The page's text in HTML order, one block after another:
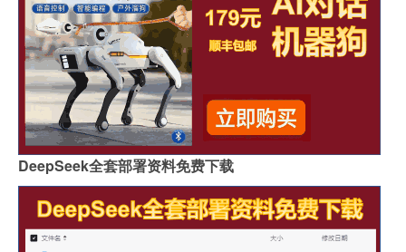
DeepSeek全套部署资料免费下载